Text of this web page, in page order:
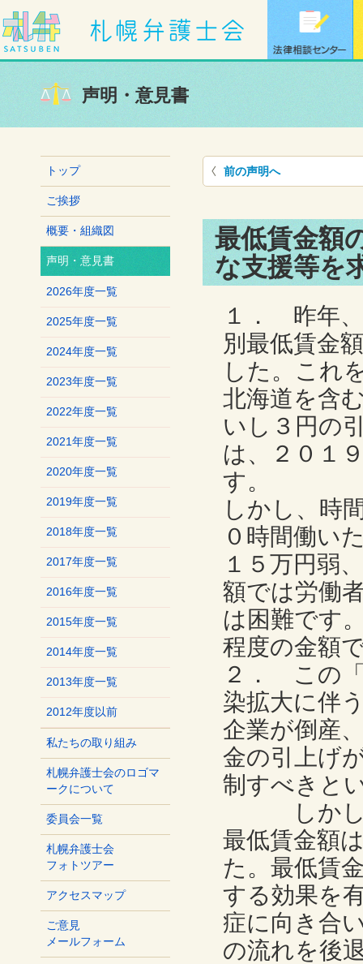
声明・意見書
トップ
ご挨拶
概要・組織図
声明・意見書
2026年度一覧
2025年度一覧
2024年度一覧
2023年度一覧
2022年度一覧
2021年度一覧
2020年度一覧
2019年度一覧
2018年度一覧
2017年度一覧
2016年度一覧
2015年度一覧
2014年度一覧
2013年度一覧
2012年度以前
私たちの取り組み
札幌弁護士会のロゴマ
ークについて
委員会一覧
札幌弁護士会
フォトツアー
アクセスマップ
ご意見
メールフォーム
前の声明へ
最低賃金額
な支援等を
１． 昨年、
別最低賃金
した。これ
北海道を含
いし３円の
は、２０１
す。
しかし、時
０時間働い
１５万円弱
額では労働
は困難です
程度の金額
２． この
染拡大に伴
企業が倒産
金の引上げ
制すべきと
しかしな
最低賃金額
た。最低賃
する効果を
症に向き合
の流れを後